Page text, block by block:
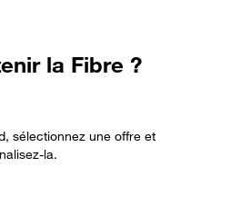
la Fibre ?
sélectionnez une offre et
la.